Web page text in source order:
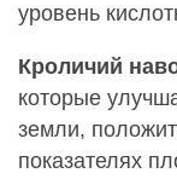
уровень
Кроличий
которые
земли,
показателях